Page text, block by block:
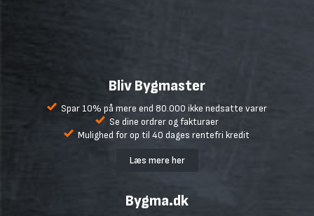
Bliv Bygmaster
Spar 10% på mere end 80.000 ikke nedsatte varer
Se dine ordrer og fakturaer
Mulighed for op til 40 dages rentefri kredit
Læs mere her
Bygma.dk